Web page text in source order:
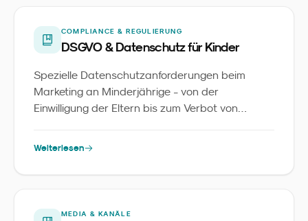
COMPLIANCE & REGULIERUNG
DSGVO & Datenschutz für Kinder
Spezielle Datenschutzanforderungen beim
Marketing an Minderjährige - von der
Einwilligung der Eltern bis zum Verbot von
Weiterlesen
MEDIA & KANÄLE